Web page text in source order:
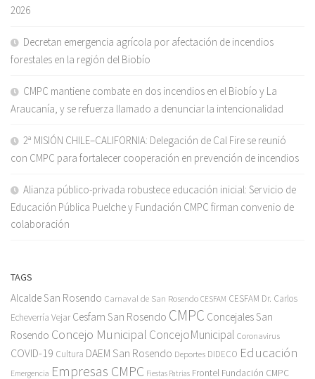
2026
Decretan emergencia agrícola por afectación de incendios
forestales en la región del Biobío
CMPC mantiene combate en dos incendios en el Biobío y La
Araucanía, y se refuerza llamado a denunciar la intencionalidad
2ª MISIÓN CHILE–CALIFORNIA: Delegación de Cal Fire se reunió
con CMPC para fortalecer cooperación en prevención de incendios
Alianza público-privada robustece educación inicial: Servicio de
Educación Pública Puelche y Fundación CMPC firman convenio de
colaboración
TAGS
Alcalde San Rosendo Carnaval de San Rosendo CESFAM CESFAM Dr. Carlos
Echeverría Vejar Cesfam San Rosendo CMPC Concejales San
Rosendo Concejo Municipal ConcejoMunicipal Coronavirus
COVID-19 Cultura DAEM San Rosendo Deportes DIDECO Educación
Emergencia Empresas CMPC Fiestas Patrias Frontel Fundación CMPC